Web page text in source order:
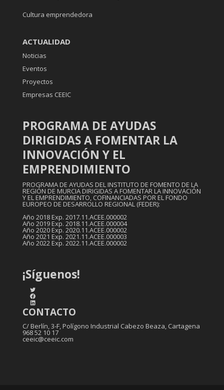
Cultura emprendedora
ACTUALIDAD
Noticias
Eventos
Proyectos
Empresas CEEIC
PROGRAMA DE AYUDAS
DIRIGIDAS A FOMENTAR LA
INNOVACIÓN Y EL
EMPRENDIMIENTO
PROGRAMA DE AYUDAS DEL INSTITUTO DE FOMENTO DE LA
REGIÓN DE MURCIA DIRIGIDAS A FOMENTAR LA INNOVACIÓN
Y EL EMPRENDIMIENTO, COFINANCIADAS POR EL FONDO
EUROPEO DE DESARROLLO REGIONAL (FEDER):
Año 2018 Exp. 2017.11.ACEE.000002
Año 2019 Exp. 2018.11.ACEE.000004
Año 2020 Exp. 2020.11.ACEE.000002
Año 2021 Exp. 2021.11.ACEE.000003
Año 2022 Exp. 2022.11.ACEE.000002
¡Síguenos!
Twitter
Facebook
LinkedIn
CONTACTO
C/ Berlín, 3-F, Polígono Industrial Cabezo Beaza, Cartagena
968 52 10 17
ceeic@ceeic.com